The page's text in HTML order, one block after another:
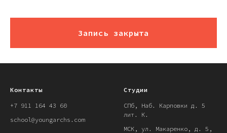
Запись закрыта
Контакты
+7 911 164 43 60
school@youngarchs.com
Студии
СПб, Наб. Карповки д. 5
лит. К.
МСК, ул. Макаренко, д. 5,